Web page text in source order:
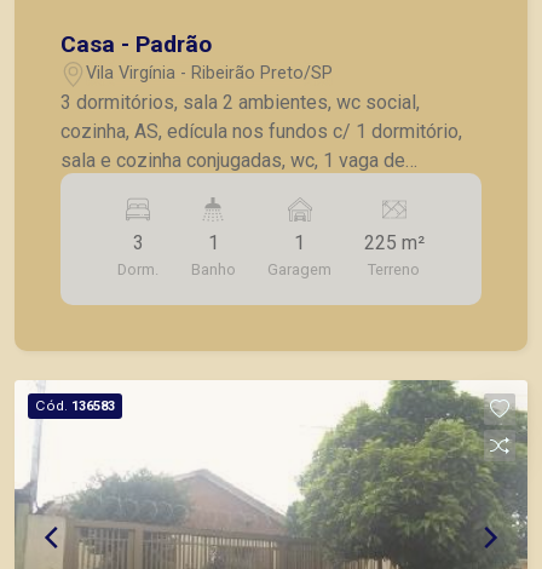
Casa - Padrão
Vila Virgínia - Ribeirão Preto/SP
3 dormitórios, sala 2 ambientes, wc social,
cozinha, AS, edícula nos fundos c/ 1 dormitório,
sala e cozinha conjugadas, wc, 1 vaga de
garagem.
3
Dorm.
1
Banho
1
Garagem
225 m²
Terreno
Cód. 136583